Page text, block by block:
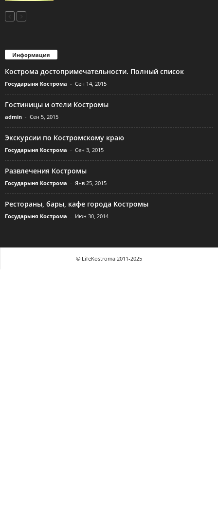
Информация
Кострома достопримечательности. Полный список
Государыня Кострома - Сен 14, 2015
Гостиницы и отели Костромы
admin - Сен 5, 2015
Экскурсии по Костромскому краю
Государыня Кострома - Сен 3, 2015
Развлечения Костромы
Государыня Кострома - Янв 25, 2015
Рестораны, бары, кафе города Костромы
Государыня Кострома - Июн 30, 2014
© LifeKostroma 2011-2025